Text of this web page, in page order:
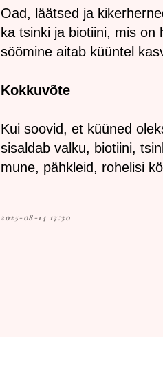
Oad, läätsed ja
ka tsinki ja biotiini, mis on
söömine aitab küüntel
Kokkuvõte
Kui soovid, et küüned
sisaldab valku, biotiini,
mune, pähkleid, rohelisi
2025-08-14 17:30